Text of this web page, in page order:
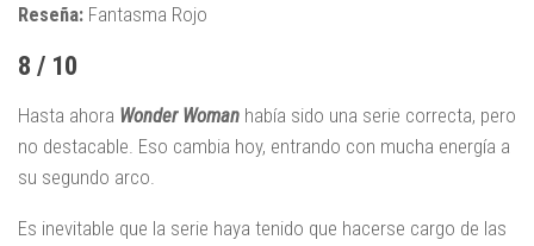
Reseña: Fantasma Rojo
8 / 10
Hasta ahora Wonder Woman había sido una serie correcta, pero
no destacable. Eso cambia hoy, entrando con mucha energía a
su segundo arco.
Es inevitable que la serie haya tenido que hacerse cargo de las